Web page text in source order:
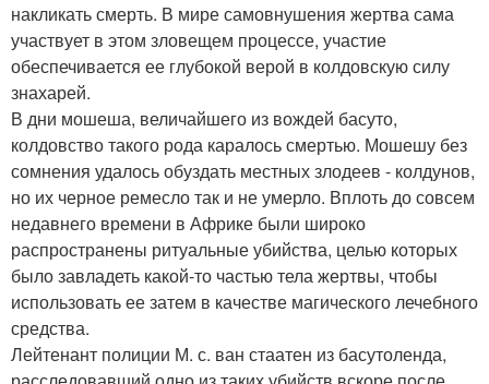
накликать смерть. В мире самовнушения жертва сама
участвует в этом зловещем процессе, участие
обеспечивается ее глубокой верой в колдовскую силу
знахарей.
В дни мошеша, величайшего из вождей басуто,
колдовство такого рода каралось смертью. Мошешу без
сомнения удалось обуздать местных злодеев - колдунов,
но их черное ремесло так и не умерло. Вплоть до совсем
недавнего времени в Африке были широко
распространены ритуальные убийства, целью которых
было завладеть какой-то частью тела жертвы, чтобы
использовать ее затем в качестве магического лечебного
средства.
Лейтенант полиции М. с. ван стаатен из басутоленда,